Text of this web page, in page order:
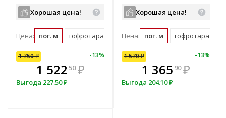
Хорошая цена!
Цена: пог. м гофротара (2.31 пог. м) мастербокс (79 пог. м)
1 750₽ -13%
1 52250 ₽
Выгода 227.50₽
В комплекте
всегда выгоднее!
Хорошая цена!
Цена: пог. м гофротара (2.31
7% 1 570 -
1 41300
Выгода157
1 570₽ -13%
1 365 90 ₽
Выгода 204.10₽